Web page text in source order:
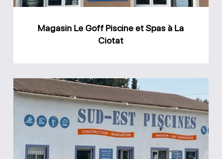
à
Ciotat
Magasin Le Goff Piscine et Spas à La
Ciotat
Magasin
Sud
Est
Piscines
Ventabren